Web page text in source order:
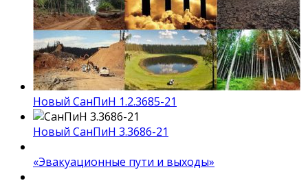
Новый СанПиН 1.2.3685-21
Новый СанПиН 3.3686-21
«Эвакуационные пути и выходы»